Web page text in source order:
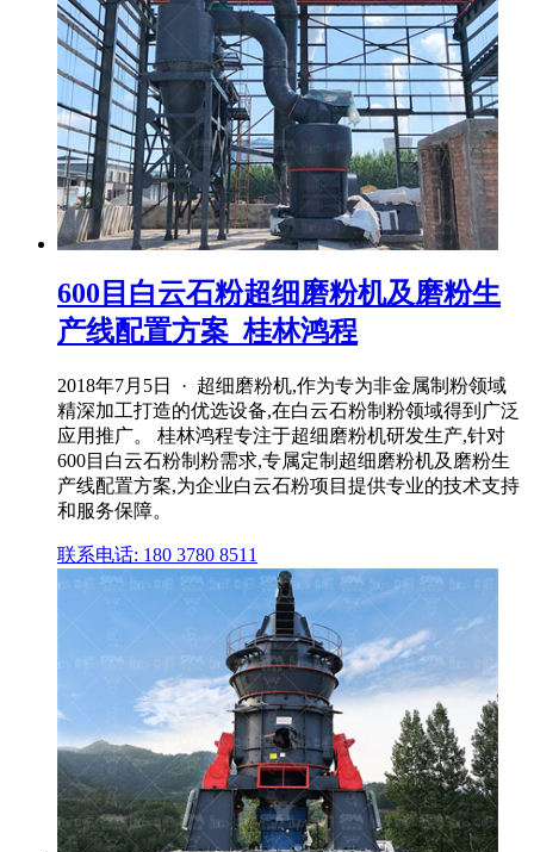
600目白云石粉超细磨粉机及磨粉生
产线配置方案_桂林鸿程
2018年7月5日 · 超细磨粉机,作为专为非金属制粉领域
精深加工打造的优选设备,在白云石粉制粉领域得到广泛
应用推广。 桂林鸿程专注于超细磨粉机研发生产,针对
600目白云石粉制粉需求,专属定制超细磨粉机及磨粉生
产线配置方案,为企业白云石粉项目提供专业的技术支持
和服务保障。
联系电话: 180 3780 8511